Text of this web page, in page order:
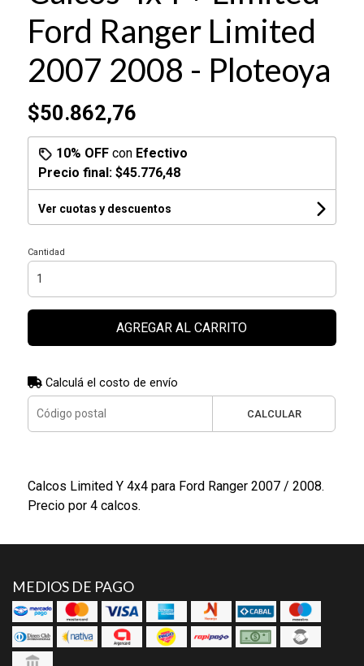
Ford Ranger Limited
2007 2008 - Ploteoya
$50.862,76
10% OFFcon Efectivo
Precio final: $45.776,48
Ver cuotas y descuentos
Cantidad
AGREGAR AL CARRITO
Calculá el costo de envío
CALCULAR
Calcos Limited Y 4x4 para Ford Ranger 2007 / 2008.
Precio por 4 calcos.
MEDIOS DE PAGO